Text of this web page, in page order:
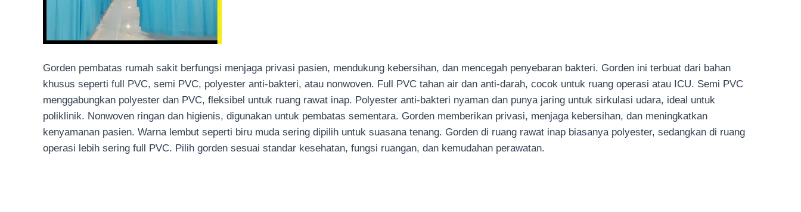
Gorden pembatas rumah sakit berfungsi menjaga privasi pasien, mendukung kebersihan, dan mencegah penyebaran bakteri. Gorden ini terbuat dari bahan
khusus seperti full PVC, semi PVC, polyester anti-bakteri, atau nonwoven. Full PVC tahan air dan anti-darah, cocok untuk ruang operasi atau ICU. Semi PVC
menggabungkan polyester dan PVC, fleksibel untuk ruang rawat inap. Polyester anti-bakteri nyaman dan punya jaring untuk sirkulasi udara, ideal untuk
poliklinik. Nonwoven ringan dan higienis, digunakan untuk pembatas sementara. Gorden memberikan privasi, menjaga kebersihan, dan meningkatkan
kenyamanan pasien. Warna lembut seperti biru muda sering dipilih untuk suasana tenang. Gorden di ruang rawat inap biasanya polyester, sedangkan di ruang
operasi lebih sering full PVC. Pilih gorden sesuai standar kesehatan, fungsi ruangan, dan kemudahan perawatan.